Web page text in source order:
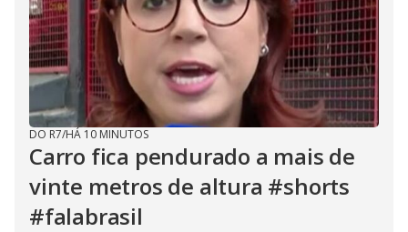
DO R7/HÁ 10 MINUTOS
Carro fica pendurado a mais de
vinte metros de altura #shorts
#falabrasil